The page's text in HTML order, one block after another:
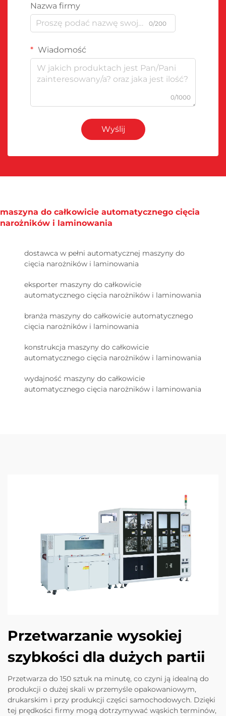
Nazwa firmy
0/200
Wiadomość
0/1000
Wyślij
maszyna do całkowicie automatycznego cięcia
narożników i laminowania
dostawca w pełni automatycznej maszyny do
cięcia narożników i laminowania
eksporter maszyny do całkowicie
automatycznego cięcia narożników i laminowania
branża maszyny do całkowicie automatycznego
cięcia narożników i laminowania
konstrukcja maszyny do całkowicie
automatycznego cięcia narożników i laminowania
wydajność maszyny do całkowicie
automatycznego cięcia narożników i laminowania
Przetwarzanie wysokiej
szybkości dla dużych partii
Przetwarza do 150 sztuk na minutę, co czyni ją idealną do
produkcji o dużej skali w przemyśle opakowaniowym,
drukarskim i przy produkcji części samochodowych. Dzięki
tej prędkości firmy mogą dotrzymywać wąskich terminów,